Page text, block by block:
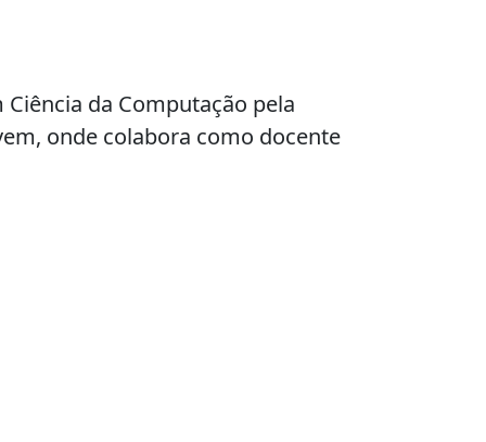
da Computação pela
onde colabora como docente